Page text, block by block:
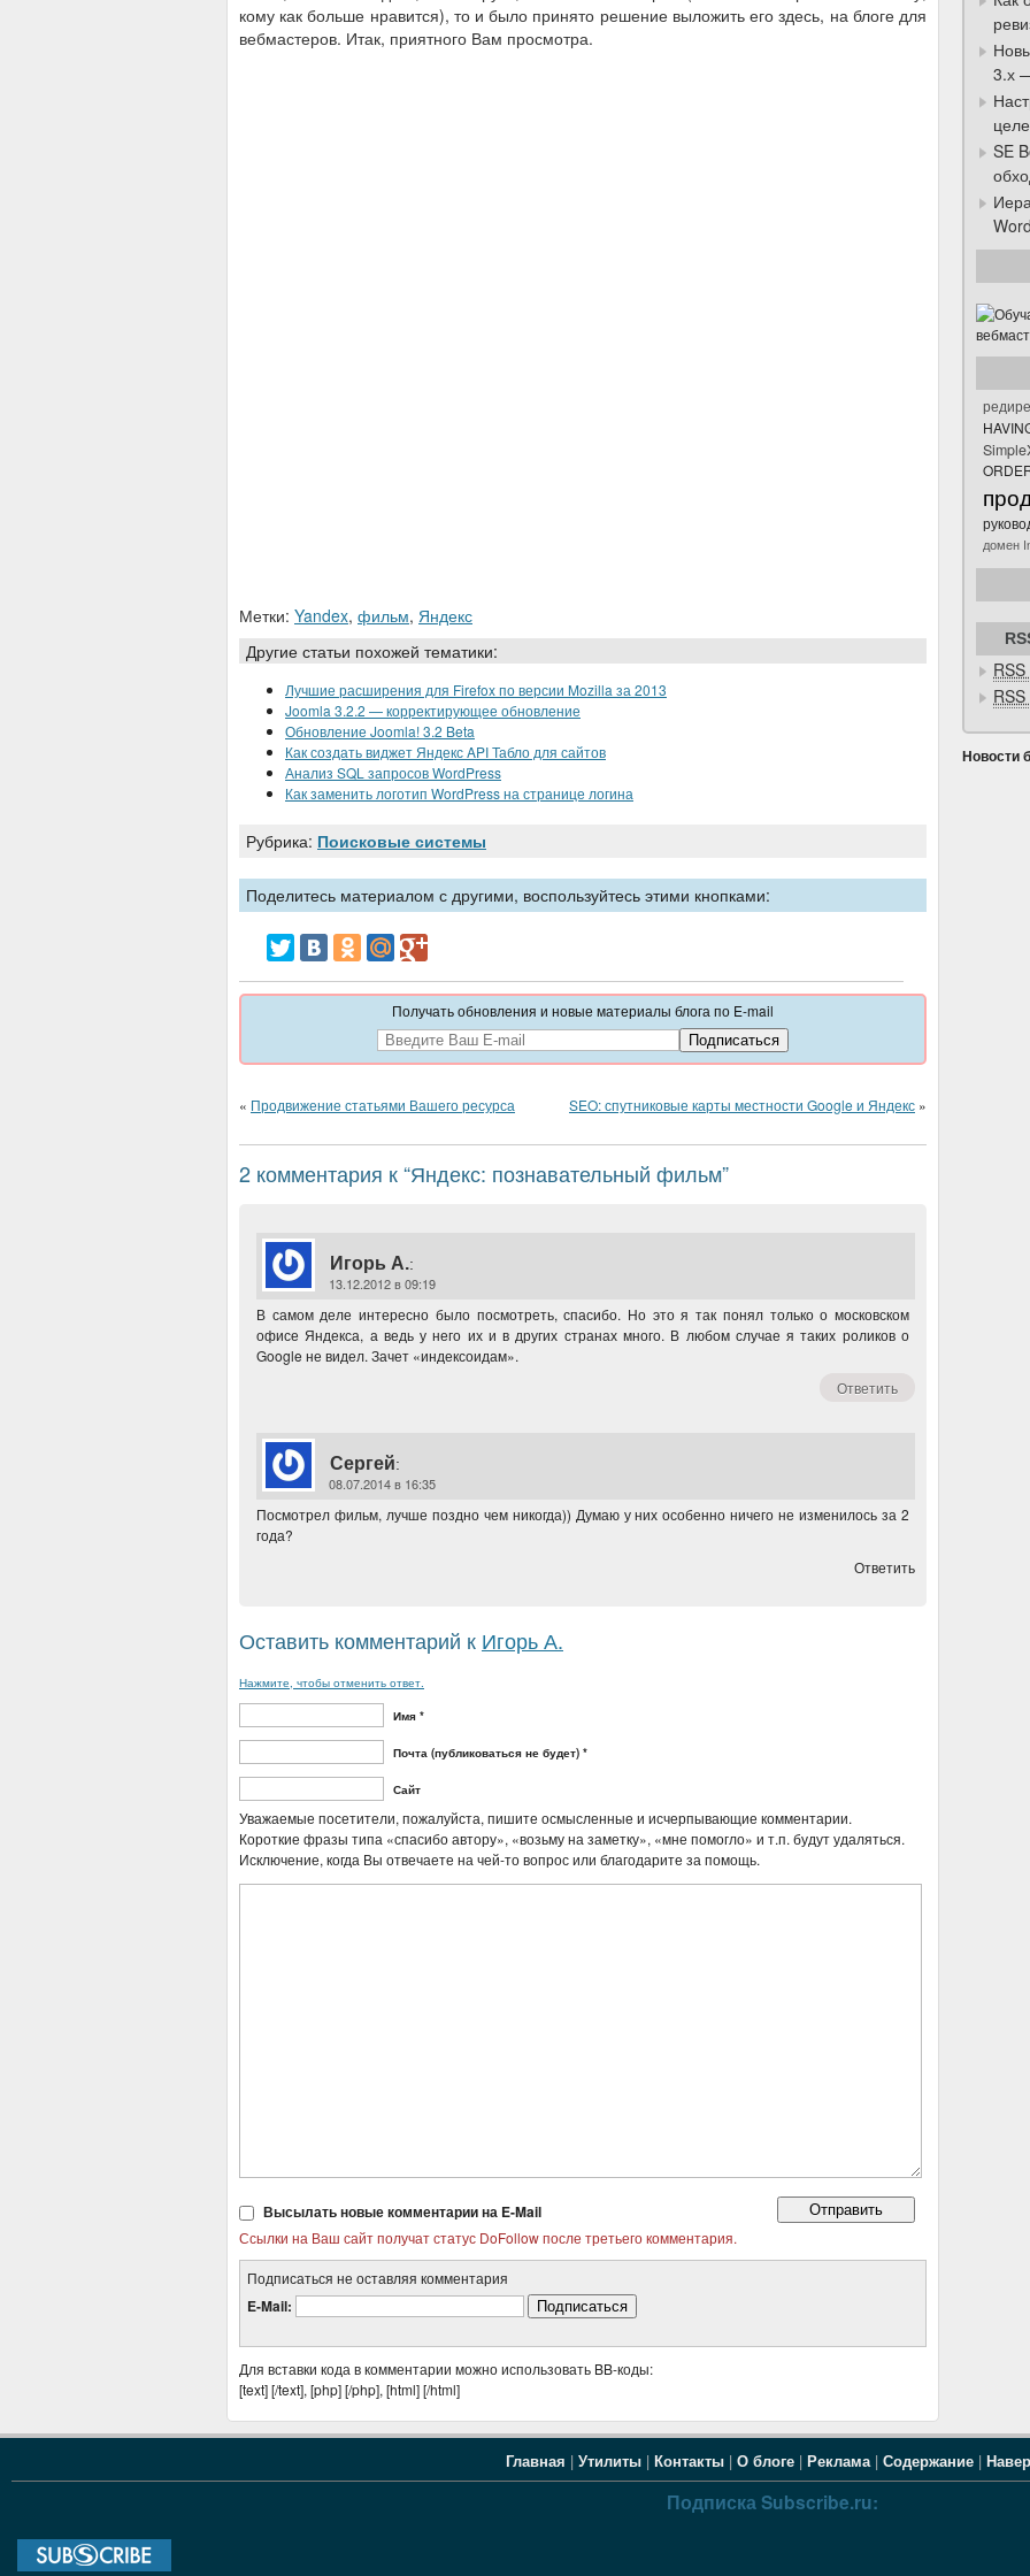
кому как больше нравится), то и было принято решение выложить его здесь, на блоге для
вебмастеров. Итак, приятного Вам просмотра.
Метки: Yandex, фильм, Яндекс
Другие статьи похожей тематики:
Лучшие расширения для Firefox по версии Mozilla за 2013
Joomla 3.2.2 — корректирующее обновление
Обновление Joomla! 3.2 Beta
Как создать виджет Яндекс API Табло для сайтов
Анализ SQL запросов WordPress
Как заменить логотип WordPress на странице логина
Рубрика: Поисковые системы
Поделитесь материалом с другими, воспользуйтесь этими кнопками:
Получать обновления и новые материалы блога по E-mail
« Продвижение статьями Вашего ресурса SEO: спутниковые карты местности Google и Яндекс »
2 комментария к “Яндекс: познавательный фильм”
Игорь А.:
13.12.2012 в 09:19
В самом деле интересно было посмотреть, спасибо. Но это я так понял только о московском
офисе Яндекса, а ведь у него их и в других странах много. В любом случае я таких роликов о
Google не видел. Зачет «индексоидам».
Ответить
Сергей:
08.07.2014 в 16:35
Посмотрел фильм, лучше поздно чем никогда)) Думаю у них особенно ничего не изменилось за 2
года?
Ответить
Оставить комментарий к Игорь А.
Нажмите, чтобы отменить ответ.
Имя *
Почта (публиковаться не будет) *
Сайт
Уважаемые посетители, пожалуйста, пишите осмысленные и исчерпывающие комментарии.
Короткие фразы типа «спасибо автору», «возьму на заметку», «мне помогло» и т.п. будут удаляться.
Исключение, когда Вы отвечаете на чей-то вопрос или благодарите за помощь.
Высылать новые комментарии на E-Mail
Ссылки на Ваш сайт получат статус DoFollow после третьего комментария.
Подписаться не оставляя комментария
E-Mail:
Для вставки кода в комментарии можно использовать BB-коды:
[text] [/text], [php] [/php], [html] [/html]
3.х
SE
домен
Новости
Главная | Утилиты | Контакты | О блоге | Реклама| Содержание |
Подписка Subscribe.ru: